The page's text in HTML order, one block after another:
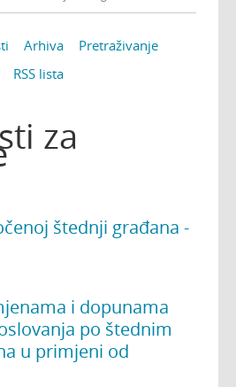
Arhiva
Pretraživanje
RSS lista
za
štednji građana -
i dopunama
po štednim
u primjeni od